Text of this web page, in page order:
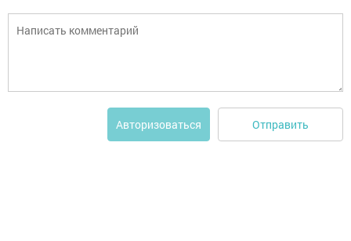
Авторизоваться Отправить